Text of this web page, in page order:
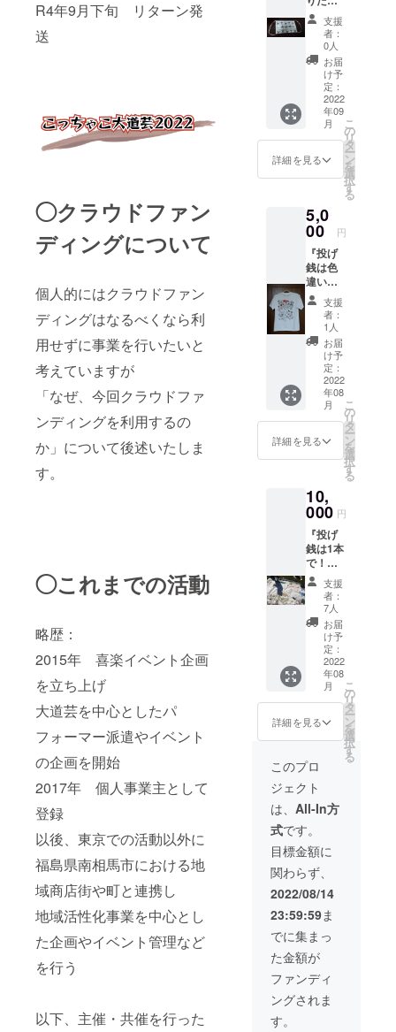
R4年9月下旬 リターン発
送
◯クラウドファン
ディングについて
個人的にはクラウドファン
ディングはなるべくなら利
用せずに事業を行いたいと
考えていますが
「なぜ、今回クラウドファ
ンディングを利用するの
か」について後述いたしま
す。
◯これまでの活動
略歴：
2015年 喜楽イベント企画
を立ち上げ
大道芸を中心としたパ
フォーマー派遣やイベント
の企画を開始
2017年 個人事業主として
登録
以後、東京での活動以外に
福島県南相馬市における地
域商店街や町と連携し
地域活性化事業を中心とし
た企画やイベント管理など
を行う
以下、主催・共催を行った
ん
で！』
・お礼
のメッ
セージ
メール
・Keiko
デザイ
ンオリ
ジナル
マスク
Keiko
ちゃん
「Keiko
のソー
シャル
ディス
タンス
マス
ク」を
お届
け！
Keikoの
ソー
シャル
ディス
タンス
デザイ
ンマス
クをお
支援
者：
0人
お届
け予
定：
2022
年09
月
詳細を見る
こ
の
リ
タ
ー
ン
を
選
択
す
る
5,0
00 円
『投げ
銭は色
違い
で！』
・お礼
のメッ
セージ
メール
・Keiko
デザイ
ンオリ
ジナル
マスク
・オリ
ジナルT
シャツ
仲間た
ちがプ
リント
された
オリジ
ナルのT
シャツ
です カ
ジュア
ルから
フォー
マルま
でいつ
でもど
こでも
みんな
と一
S,M カ
ラー：
白 *ご希
望のサ
イズを
ご選択
くださ
い
支援
者：
1人
お届
け予
定：
2022
年08
月
詳細を見る
こ
の
リ
タ
ー
ン
を
選
択
す
る
10,
000 円
『投げ
銭は1本
で！』
・お礼
のメッ
セージ
メール
・Keiko
デザイ
ンオリ
ジナル
マスク
・オリ
ジナルT
シャツ
・寄せ
書きサ
イン色
紙 寄せ
書きサ
イン色
紙 支援
してく
れたア
ナタを
思って
一筆入
魂！ 誤
字脱字
はご愛
嬌。
支援
者：
7人
お届
け予
定：
2022
年08
月
詳細を見る
こ
の
リ
タ
ー
ン
を
選
択
す
る
このプロ
ジェクト
は、 All-In方
式です。
目標金額に
関わらず、
2022/08/14
23:59:59ま
でに集まっ
た金額が
ファンディ
ングされま
す。